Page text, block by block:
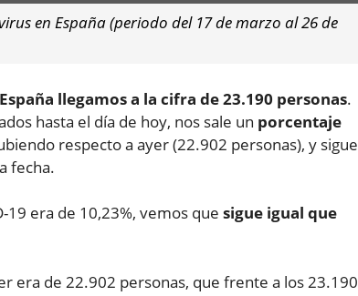
en España (periodo del 17 de marzo al 26 de
llegamos a la cifra de 23.190 personas.
hasta el día de hoy, nos sale un porcentaje
respecto a ayer (22.902 personas), y sigue
fecha.
era de 10,23%, vemos que sigue igual que
era de 22.902 personas, que frente a los 23.190